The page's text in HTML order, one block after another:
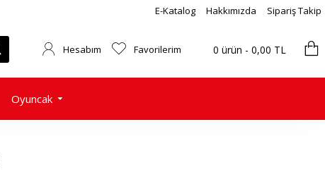
E-Katalog Hakkımızda Sipariş Takip
Hesabım Favorilerim 0 ürün - 0,00 TL
Oyuncak